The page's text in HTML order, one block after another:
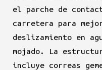
el parche de
carretera para
deslizamiento en
mojado. La
incluye correas